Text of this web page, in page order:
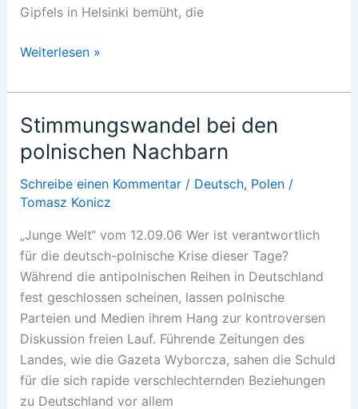
Gipfels in Helsinki bemüht, die
Problemfall
Weiterlesen »
Stimmungswandel bei den
polnischen Nachbarn
Schreibe einen Kommentar / Deutsch, Polen/
Tomasz Konicz
„Junge Welt“ vom 12.09.06 Wer ist verantwortlich
für die deutsch-polnische Krise dieser Tage?
Während die antipolnischen Reihen in Deutschland
fest geschlossen scheinen, lassen polnische
Parteien und Medien ihrem Hang zur kontroversen
Diskussion freien Lauf. Führende Zeitungen des
Landes, wie die Gazeta Wyborcza, sahen die Schuld
für die sich rapide verschlechternden Beziehungen
zu Deutschland vor allem